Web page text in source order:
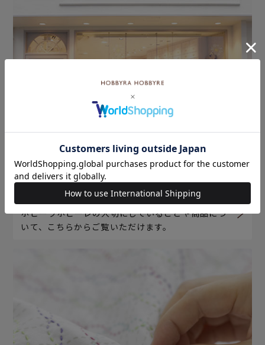
ホビーラホビーレについて
ホビーラホビーレの大切にしていることや商品につ
いて、こちらからご覧いただけます。